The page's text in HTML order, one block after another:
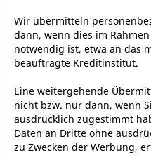
Wir übermitteln
dann, wenn dies im
notwendig ist, etwa an das
beauftragte Kreditinstitut.
Eine weitergehende
nicht bzw. nur dann, wenn
ausdrücklich zugestimmt
Daten an Dritte ohne
zu Zwecken der Werbung,